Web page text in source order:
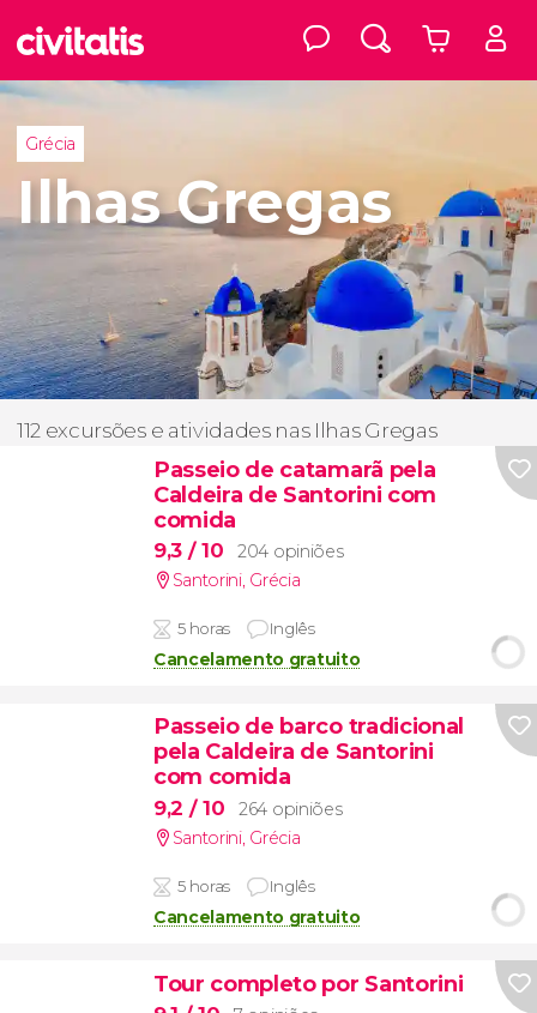
Grécia
Ilhas Gregas
112 excursões e atividades nas Ilhas Gregas
Passeio de catamarã pela
Caldeira de Santorini com
comida
9,3 / 10
204 opiniões
Santorini, Grécia
5 horas Inglês
Cancelamento gratuito
Passeio de barco tradicional
pela Caldeira de Santorini
com comida
9,2 / 10
264 opiniões
Santorini, Grécia
5 horas Inglês
Cancelamento gratuito
Tour completo por Santorini